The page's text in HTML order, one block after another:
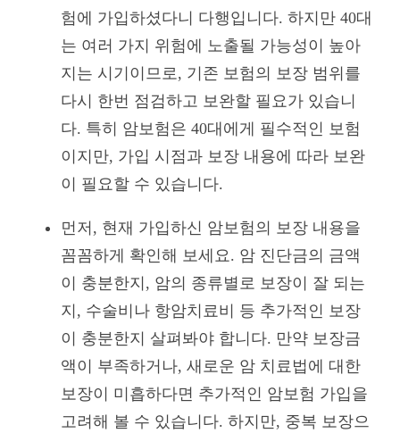
험에 가입하셨다니 다행입니다. 하지만 40대
는 여러 가지 위험에 노출될 가능성이 높아
지는 시기이므로, 기존 보험의 보장 범위를
다시 한번 점검하고 보완할 필요가 있습니
다. 특히 암보험은 40대에게 필수적인 보험
이지만, 가입 시점과 보장 내용에 따라 보완
이 필요할 수 있습니다.
먼저, 현재 가입하신 암보험의 보장 내용을
꼼꼼하게 확인해 보세요. 암 진단금의 금액
이 충분한지, 암의 종류별로 보장이 잘 되는
지, 수술비나 항암치료비 등 추가적인 보장
이 충분한지 살펴봐야 합니다. 만약 보장금
액이 부족하거나, 새로운 암 치료법에 대한
보장이 미흡하다면 추가적인 암보험 가입을
고려해 볼 수 있습니다. 하지만, 중복 보장으